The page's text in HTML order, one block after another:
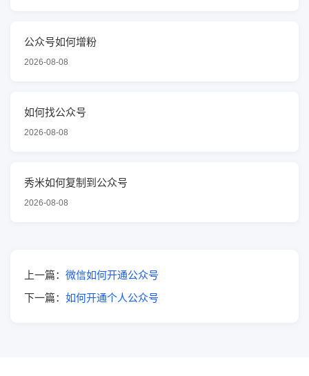
公众号如何增粉
2026-08-08
如何找公众号
2026-08-08
秀米如何复制到公众号
2026-08-08
上一篇： 微信如何开通公众号
下一篇： 如何开通个人公众号